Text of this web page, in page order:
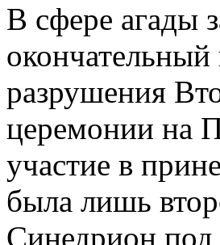
В сфере агады
разрушения
церемонии на
участие в
была лишь
Синедрион под